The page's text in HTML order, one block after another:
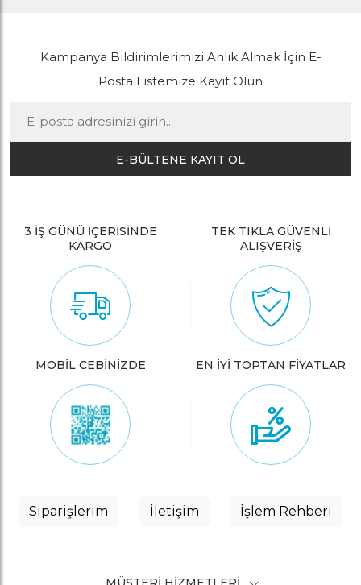
Kampanya Bildirimlerimizi Anlık Almak İçin E-
Posta Listemize Kayıt Olun
E-BÜLTENE KAYIT OL
3 İŞ GÜNÜ İÇERİSİNDE
KARGO
TEK TIKLA GÜVENLİ
ALIŞVERİŞ
MOBİL CEBİNİZDE EN İYİ TOPTAN FİYATLAR
Siparişlerim İletişim İşlem Rehberi